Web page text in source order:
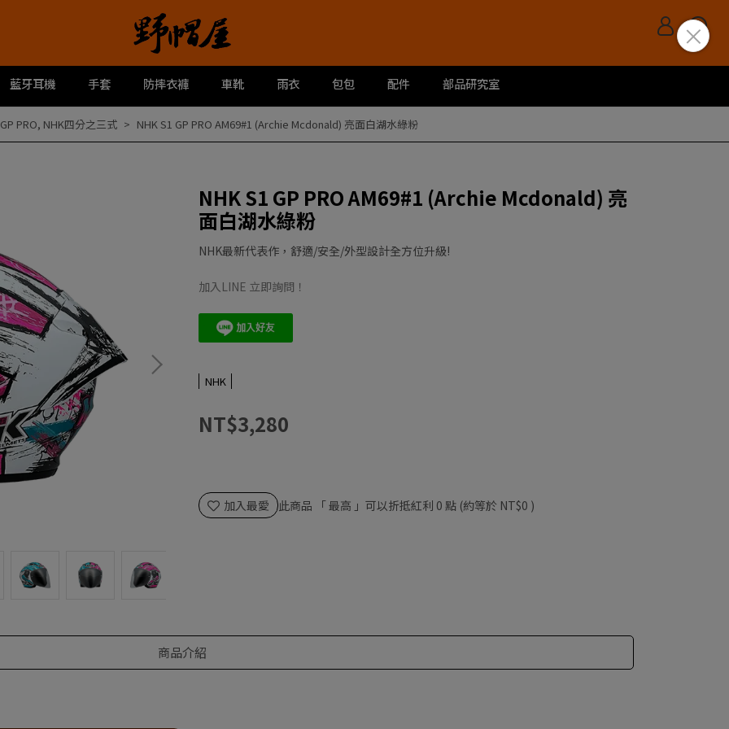
藍牙耳機 手套 防摔衣褲 車靴 雨衣 包包 配件 部品研究室
PRO, NHK四分之三式 NHK S1 GP PRO AM69#1 (Archie Mcdonald) 亮面白湖水綠粉
NHK S1 GP PRO AM69#1 (Archie Mcdonald) 亮
面白湖水綠粉
NHK最新代表作，舒適/安全/外型設計全方位升級!
加入LINE 立即詢問！
NHK
NT$3,280
加入最愛 此商品 「 最高 」可以折抵紅利 0 點 (約等於 NT$0 )
商品介紹